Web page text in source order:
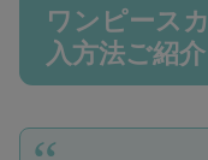
ワンピース
入方法ご紹介